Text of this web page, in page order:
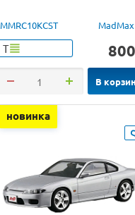
MMRC10KCST
Т 800
В
новинка